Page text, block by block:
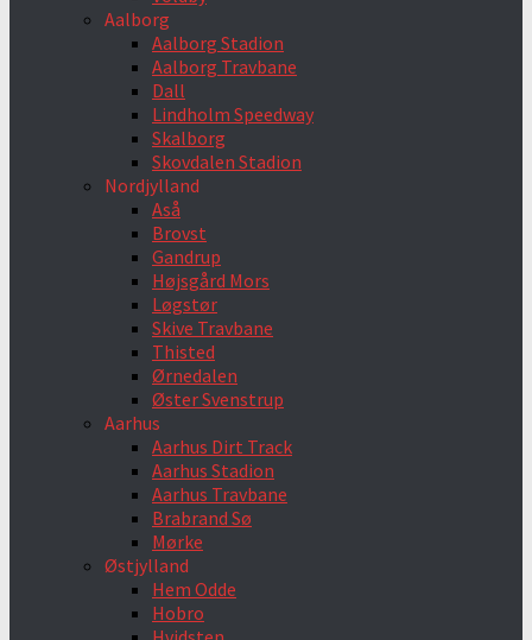
Aalborg
Aalborg Stadion
Aalborg Travbane
Dall
Lindholm Speedway
Skalborg
Skovdalen Stadion
Nordjylland
Aså
Brovst
Gandrup
Højsgård Mors
Løgstør
Skive Travbane
Thisted
Ørnedalen
Øster Svenstrup
Aarhus
Aarhus Dirt Track
Aarhus Stadion
Aarhus Travbane
Brabrand Sø
Mørke
Østjylland
Hem Odde
Hobro